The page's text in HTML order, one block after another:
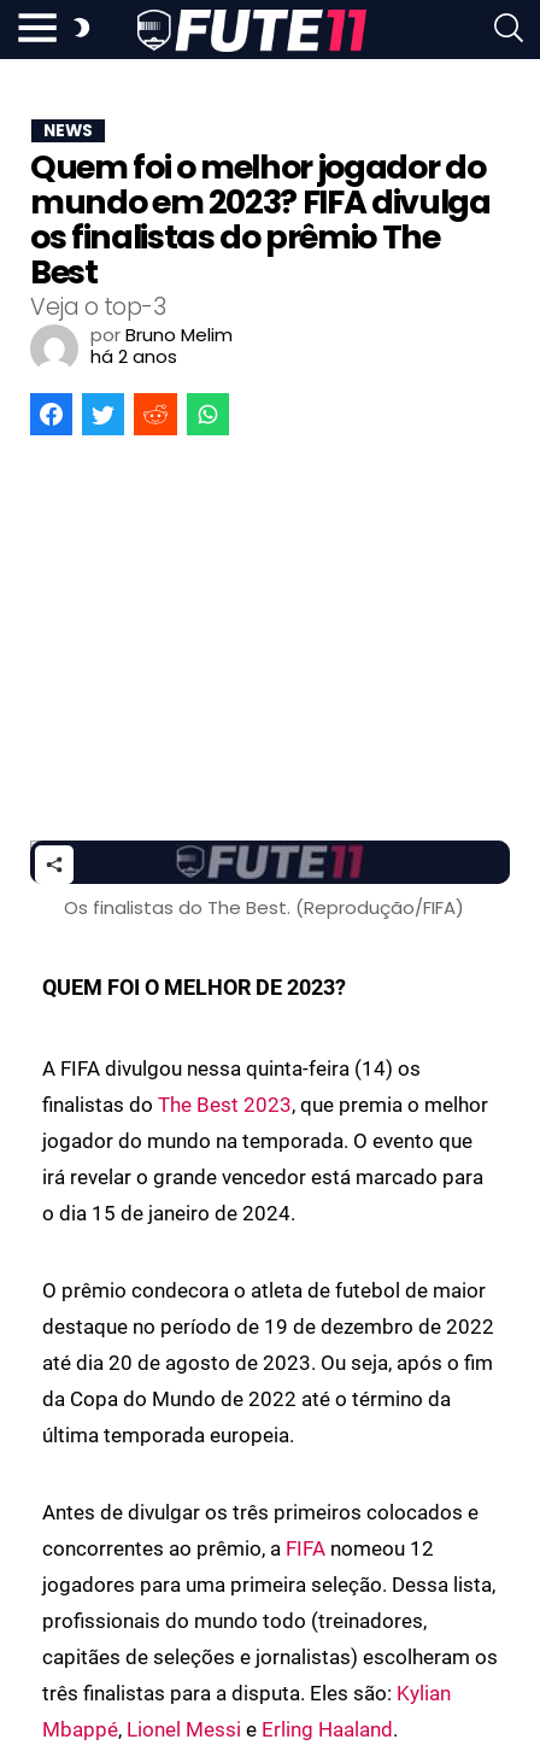
NEWS
Quem foi o melhor jogador do
mundo em 2023? FIFA divulga
os finalistas do prêmio The
Best
Veja o top-3
porBruno Melim
há 2 anos
Os finalistas do The Best. (Reprodução/FIFA)
QUEM FOI O MELHOR DE 2023?
A FIFA divulgou nessa quinta-feira (14) os
finalistas do The Best 2023, que premia o melhor
jogador do mundo na temporada. O evento que
irá revelar o grande vencedor está marcado para
o dia 15 de janeiro de 2024.
O prêmio condecora o atleta de futebol de maior
destaque no período de 19 de dezembro de 2022
até dia 20 de agosto de 2023. Ou seja, após o fim
da Copa do Mundo de 2022 até o término da
última temporada europeia.
Antes de divulgar os três primeiros colocados e
concorrentes ao prêmio, a FIFA nomeou 12
jogadores para uma primeira seleção. Dessa lista,
profissionais do mundo todo (treinadores,
capitães de seleções e jornalistas) escolheram os
três finalistas para a disputa. Eles são: Kylian
Mbappé, Lionel Messi e Erling Haaland.